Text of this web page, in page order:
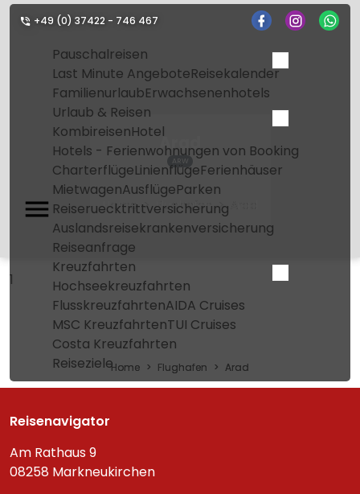
+49 (0) 37422 - 746 467
Pauschalreisen
Last Minute AngeboteReisekalender
FamilienurlaubErwachsenenhotels
Urlaub & Reisen
KombireisenHotel
Hotels - Ferienwohnungen von Booking
CharterflügeLinienflügeFerienhäuser
MietwagenAusflügeParken
Reiseruecktrittversicherung
Auslandsreisekrankenversicherung
Reiseanfrage
Kreuzfahrten
Hochseekreuzfahrten
FlusskreuzfahrtenAIDA Cruises
MSC KreuzfahrtenTUI Cruises
Costa Kreuzfahrten
Reiseziele
Arad
ARW
Home Flughafen
1
Home Flughafen Arad
Reisenavigator
Am Rathaus 9
08258 Markneukirchen